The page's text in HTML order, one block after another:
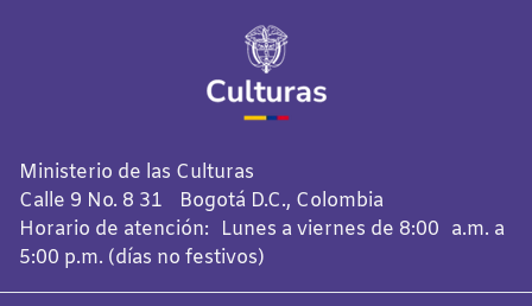
Ministerio de las Culturas
Calle 9 No. 8 31 Bogotá D.C., Colombia
Horario de atención: Lunes a viernes de 8:00 a.m. a
5:00 p.m. (días no festivos)